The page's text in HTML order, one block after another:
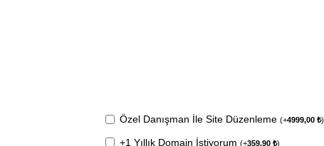
Özel Danışman İle Site Düzenleme(+4999,00₺)
+1 Yıllık Domain İstiyorum(+359,90₺)